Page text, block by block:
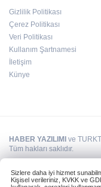
Gizlilik Politikası
Çerez Politikası
Veri Politikası
Kullanım Şartnamesi
İletişim
Künye
HABER YAZILIMI ve
Tüm hakları saklıdır.
Sizlere daha iyi hizmet
Kişisel verileriniz, KVKK ve